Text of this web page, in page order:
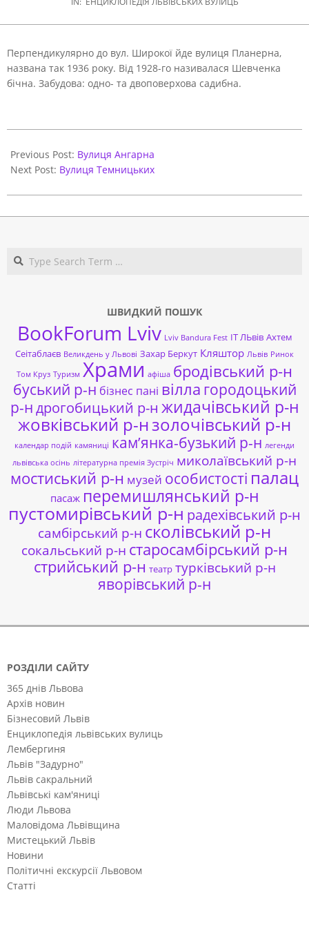
Перпендикулярно до вул. Широкої йде вулиця Планерна,
названа так 1936 року. Від 1928-го називалася Шевченка
бічна. Забудова: одно- та двоповерхова садибна.
06-
01
Previous Post: Вулиця Ангарна
Next Post: Вулиця Темницьких
ШВИДКИЙ ПОШУК
BookForum Lviv Lviv Bandura Fest ІТ ЛЬвів Ахтем
Сеітаблаєв Великдень у Львові Захар Беркут Кляштор Львів Ринок
Том Круз Туризм Храми афіша бродівський р-н
буський р-н бізнес пані вілла городоцький
р-ндрогобицький р-н жидачівський р-н
жовківський р-нзолочівський р-н
календар подій камяниці кам’янка-бузький р-н легенди
львівська осінь літературна премія Зустріч миколаївський р-н
мостиський р-н музей особистості палац
пасаж перемишлянський р-н
пустомирівський р-н радехівський р-н
самбірський р-н сколівський р-н
сокальський р-н старосамбірський р-н
стрийський р-н театр турківський р-н
яворівський р-н
РОЗДІЛИ САЙТУ
365 днів Львова
Архів новин
Бізнесовий Львів
Енциклопедія львівських вулиць
Лембергиня
Львів "Задурно"
Львів сакральний
Львівські кам'яниці
Люди Львова
Маловідома Львівщина
Мистецький Львів
Новини
Політичні екскурсії Львовом
Статті